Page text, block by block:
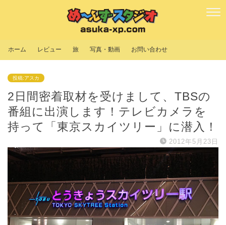
ホーム レビュー 旅 写真・動画 お問い合わせ
投稿:アスカ
2日間密着取材を受けまして、TBSの
番組に出演します！テレビカメラを
持って「東京スカイツリー」に潜入！
2012年5月23日